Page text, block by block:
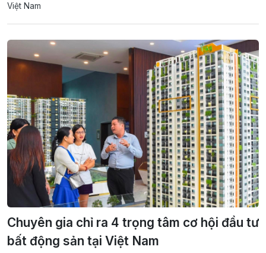
Việt Nam
Chuyên gia chỉ ra 4 trọng tâm cơ hội đầu tư
bất động sản tại Việt Nam